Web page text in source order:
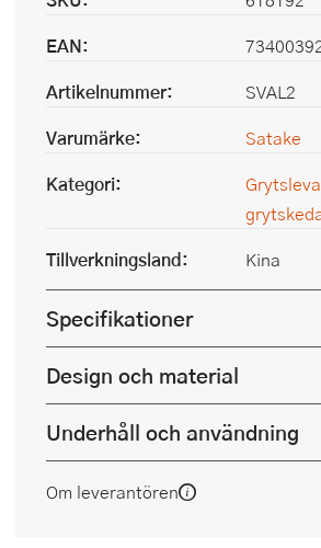
EAN:
Artikelnummer:
SVAL2
Varumärke:
Satake
Kategori:
Tillverkningsland:
Kina
Specifikationer
Design och material
Underhåll och användning
Om leverantören